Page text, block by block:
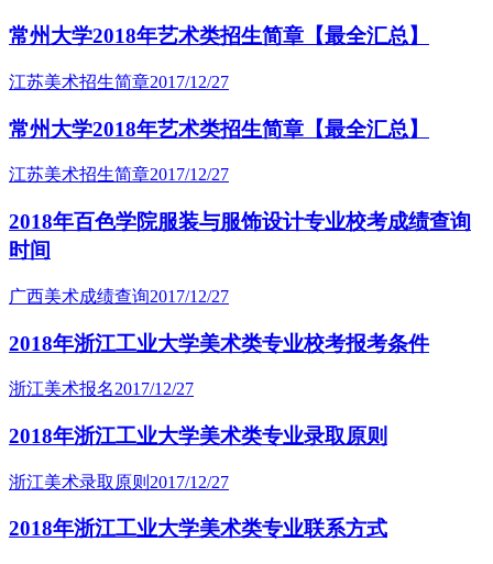
常州大学2018年艺术类招生简章【最全汇总】
江苏美术招生简章2017/12/27
常州大学2018年艺术类招生简章【最全汇总】
江苏美术招生简章2017/12/27
2018年百色学院服装与服饰设计专业校考成绩查询
时间
广西美术成绩查询2017/12/27
2018年浙江工业大学美术类专业校考报考条件
浙江美术报名2017/12/27
2018年浙江工业大学美术类专业录取原则
浙江美术录取原则 2017/12/27
2018年浙江工业大学美术类专业联系方式